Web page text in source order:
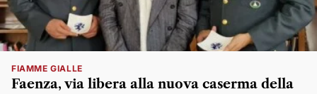
FIAMME GIALLE
Faenza, via libera alla nuova caserma della